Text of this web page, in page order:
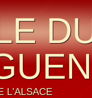
L'ALSACE